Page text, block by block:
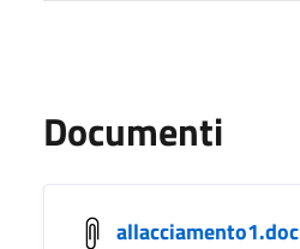
Documenti
allacciamento1.doc